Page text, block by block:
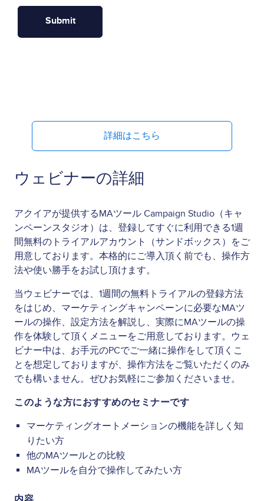
詳細はこちら
ウェビナーの詳細
アクイアが提供するMAツール Campaign Studio（キャ
ンペーンスタジオ）は、登録してすぐに利用できる1週
間無料のトライアルアカウント（サンドボックス）をご
用意しております。本格的にご導入頂く前でも、操作方
法や使い勝手をお試し頂けます。
当ウェビナーでは、1週間の無料トライアルの登録方法
をはじめ、マーケティングキャンペーンに必要なMAツ
ールの操作、設定方法を解説し、実際にMAツールの操
作を体験して頂くメニューをご用意しております。ウェ
ビナー中は、お手元のPCでご一緒に操作をして頂くこ
とを想定しておりますが、操作方法をご覧いただくのみ
でも構いません。ぜひお気軽にご参加くださいませ。
このような方におすすめのセミナーです
マーケティングオートメーションの機能を詳しく知
りたい方
他のMAツールとの比較
MAツールを自分で操作してみたい方